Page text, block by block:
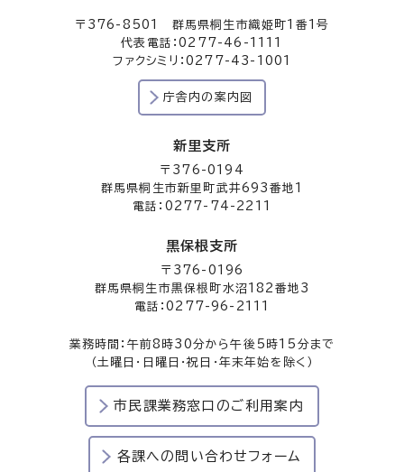
〒376-8501 群馬県桐生市織姫町1番1号
代表電話：0277-46-1111
ファクシミリ：0277-43-1001
庁舎内の案内図
新里支所
〒376-0194
群馬県桐生市新里町武井693番地1
電話：0277-74-2211
黒保根支所
〒376-0196
群馬県桐生市黒保根町水沼182番地3
電話：0277-96-2111
業務時間：午前8時30分から午後5時15分まで
（土曜日・日曜日・祝日・年末年始を除く）
市民課業務窓口のご利用案内
各課への問い合わせフォーム